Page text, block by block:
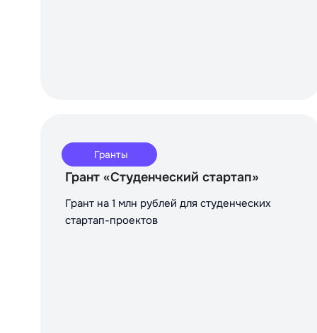
Гранты
Грант «Студенческий стартап»
Грант на 1 млн рублей для студенческих
стартап-проектов